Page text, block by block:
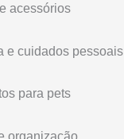
acessórios
e cuidados pessoais
para pets
organização